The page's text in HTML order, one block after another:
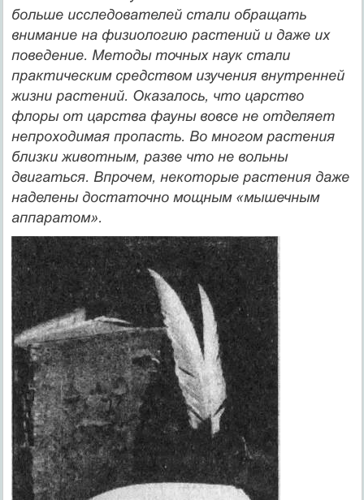
больше исследователей стали обращать
внимание на физиологию растений и даже их
поведение. Методы точных наук стали
практическим средством изучения внутренней
жизни растений. Оказалось, что царство
флоры от царства фауны вовсе не отделяет
непроходимая пропасть. Во многом растения
близки животным, разве что не вольны
двигаться. Впрочем, некоторые растения даже
наделены достаточно мощным «мышечным
аппаратом».